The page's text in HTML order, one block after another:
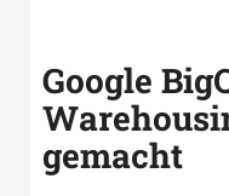
Google
gemacht